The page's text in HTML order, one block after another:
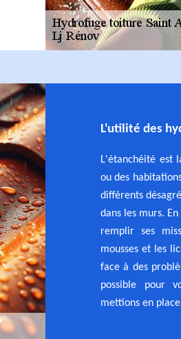
L'utilité des
L'étanchéité est
ou des
différents
dans les murs.
remplir ses
mousses et les
face à des
possible pour
mettions en